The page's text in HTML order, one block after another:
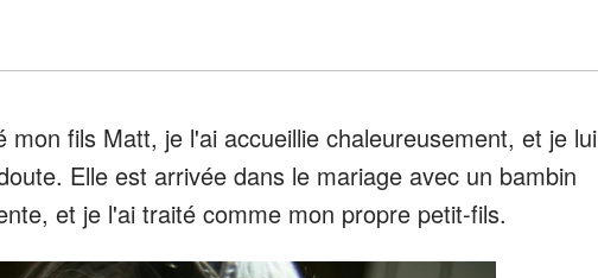
mon fils Matt, je l'ai accueillie chaleureusement, et je lui
Elle est arrivée dans le mariage avec un bambin
et je l'ai traité comme mon propre petit-fils.